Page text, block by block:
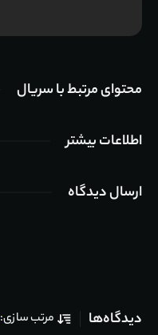
محتوای مرتبط با سریال
اطلاعات بیشتر
ارسال دیدگاه
دیدگاه‌ها مرتب سازی: